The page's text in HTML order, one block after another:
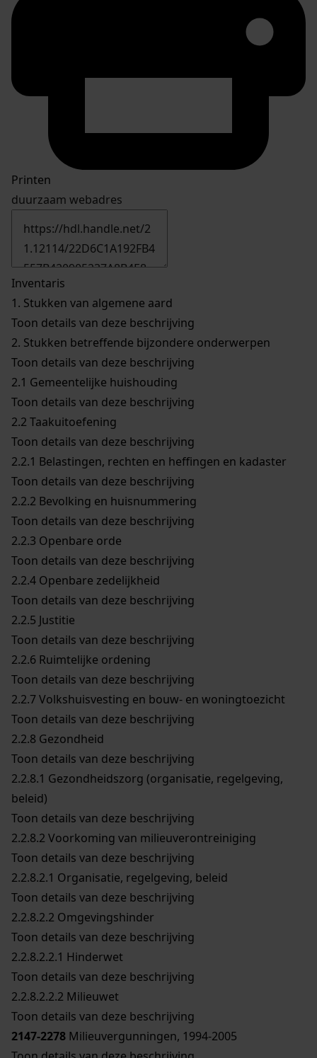
Printen
duurzaam webadres
Inventaris
1. Stukken van algemene aard
Toon details van deze beschrijving
2. Stukken betreffende bijzondere onderwerpen
Toon details van deze beschrijving
2.1 Gemeentelijke huishouding
Toon details van deze beschrijving
2.2 Taakuitoefening
Toon details van deze beschrijving
2.2.1 Belastingen, rechten en heffingen en kadaster
Toon details van deze beschrijving
2.2.2 Bevolking en huisnummering
Toon details van deze beschrijving
2.2.3 Openbare orde
Toon details van deze beschrijving
2.2.4 Openbare zedelijkheid
Toon details van deze beschrijving
2.2.5 Justitie
Toon details van deze beschrijving
2.2.6 Ruimtelijke ordening
Toon details van deze beschrijving
2.2.7Volkshuisvesting en bouw- en woningtoezicht
Toon details van deze beschrijving
2.2.8 Gezondheid
Toon details van deze beschrijving
2.2.8.1 Gezondheidszorg (organisatie, regelgeving,
beleid)
Toon details van deze beschrijving
2.2.8.2 Voorkoming van milieuverontreiniging
Toon details van deze beschrijving
2.2.8.2.1 Organisatie, regelgeving, beleid
Toon details van deze beschrijving
2.2.8.2.2 Omgevingshinder
Toon details van deze beschrijving
2.2.8.2.2.1 Hinderwet
Toon details van deze beschrijving
2.2.8.2.2.2 Milieuwet
Toon details van deze beschrijving
2147-2278 Milieuvergunningen, 1994-2005